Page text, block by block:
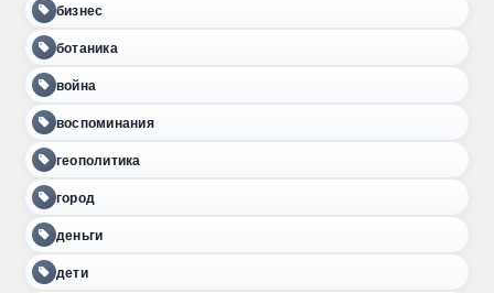
бизнес
ботаника
война
воспоминания
геополитика
город
деньги
дети